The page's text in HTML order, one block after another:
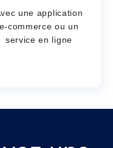
une application
e-commerce ou un
service en ligne